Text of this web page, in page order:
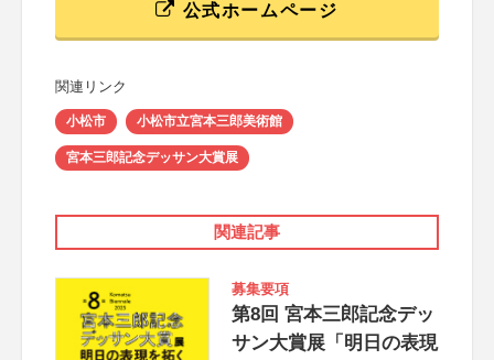
公式ホームページ
関連リンク
小松市 小松市立宮本三郎美術館
宮本三郎記念デッサン大賞展
関連記事
募集要項
第8回 宮本三郎記念デッ
サン大賞展「明日の表現